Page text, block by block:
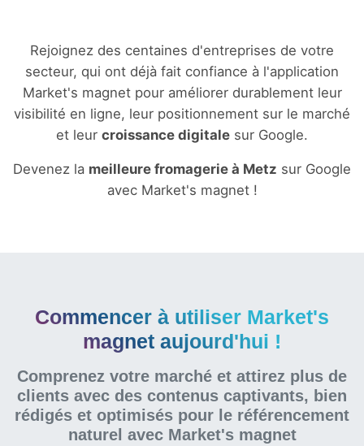
Rejoignez des centaines d'entreprises de votre
secteur, qui ont déjà fait confiance à l'application
Market's magnet pour améliorer durablement leur
visibilité en ligne, leur positionnement sur le marché
et leur croissance digitale sur Google.
Devenez la meilleure fromagerie à Metz sur Google
avec Market's magnet !
Commencer à utiliser Market's
magnet aujourd'hui !
Comprenez votre marché et attirez plus de
clients avec des contenus captivants, bien
rédigés et optimisés pour le référencement
naturel avec Market's magnet